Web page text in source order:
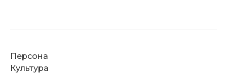
Персона
Культура